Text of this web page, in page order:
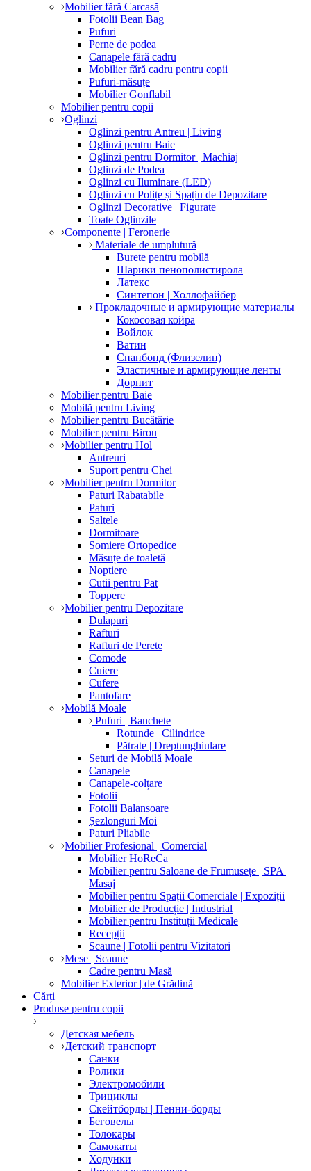
Mobilier fără Carcasă
Fotolii Bean Bag
Pufuri
Perne de podea
Canapele fără cadru
Mobilier fără cadru pentru copii
Pufuri-măsuțe
Mobilier Gonflabil
Mobilier pentru copii
Oglinzi
Oglinzi pentru Antreu | Living
Oglinzi pentru Baie
Oglinzi pentru Dormitor | Machiaj
Oglinzi de Podea
Oglinzi cu Iluminare (LED)
Oglinzi cu Polițe și Spațiu de Depozitare
Oglinzi Decorative | Figurate
Toate Oglinzile
Componente | Feronerie
Materiale de umplutură
Burete pentru mobilă
Шарики пенополистирола
Латекс
Синтепон | Холлофайбер
Прокладочные и армирующие материалы
Кокосовая койра
Войлок
Ватин
Спанбонд (Флизелин)
Эластичные и армирующие ленты
Дорнит
Mobilier pentru Baie
Mobilă pentru Living
Mobilier pentru Bucătărie
Mobilier pentru Birou
Mobilier pentru Hol
Antreuri
Suport pentru Chei
Mobilier pentru Dormitor
Paturi Rabatabile
Paturi
Saltele
Dormitoare
Somiere Ortopedice
Măsuțe de toaletă
Noptiere
Cutii pentru Pat
Toppere
Mobilier pentru Depozitare
Dulapuri
Rafturi
Rafturi de Perete
Comode
Cuiere
Cufere
Pantofare
Mobilă Moale
Pufuri | Banchete
Rotunde | Cilindrice
Pătrate | Dreptunghiulare
Seturi de Mobilă Moale
Canapele
Canapele-colțare
Fotolii
Fotolii Balansoare
Șezlonguri Moi
Paturi Pliabile
Mobilier Profesional | Comercial
Mobilier HoReCa
Mobilier pentru Saloane de Frumusețe | SPA |
Masaj
Mobilier pentru Spații Comerciale | Expoziții
Mobilier de Producție | Industrial
Mobilier pentru Instituții Medicale
Recepții
Scaune | Fotolii pentru Vizitatori
Mese | Scaune
Cadre pentru Masă
Mobilier Exterior | de Grădină
Cărți
Produse pentru copii
Детская мебель
Детский транспорт
Санки
Ролики
Электромобили
Трициклы
Скейтборды | Пенни-борды
Беговелы
Толокары
Самокаты
Ходунки